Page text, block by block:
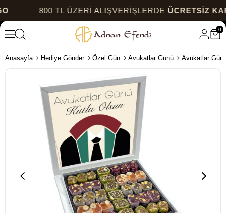
800 TL ÜZERİ ALIŞVERİŞLERDEÜCRETSİZ KARGO
0
Anasayfa Hediye Gönder Özel Gün Avukatlar Günü